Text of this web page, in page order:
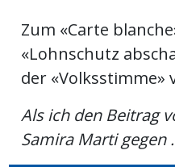
E-
Paper
App
Zum «Carte
«Lohnschutz
der «Volksstimme»
Als ich den Beitrag
Samira Marti gegen